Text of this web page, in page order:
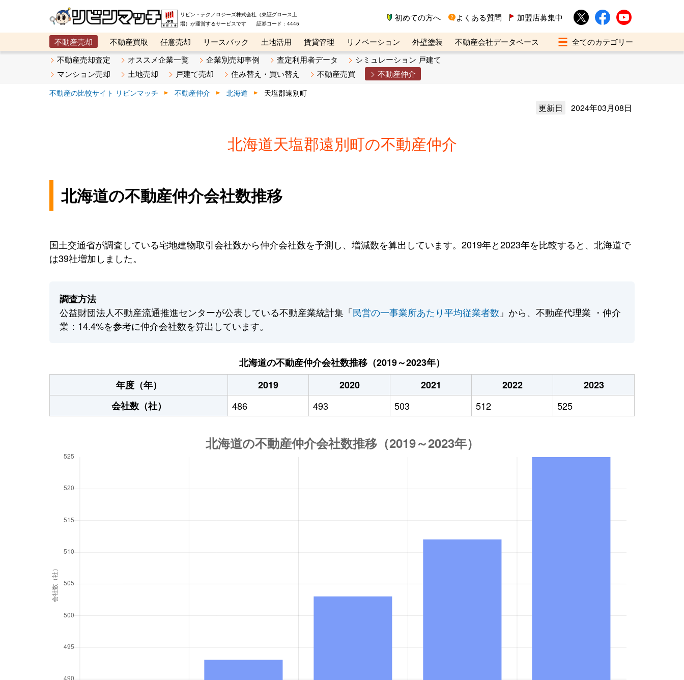
リビン・テクノロジーズ株式会社（東証グロース上
場）が運営するサービスです 証券コード：4445
初めての方へ よくある質問 加盟店募集中
不動産売却 不動産買取 任意売却 リースバック 土地活用 賃貸管理 リノベーション 外壁塗装
不動産会社データベース
メタ住宅展示場
ベスト不動産カンパニー オンライン講座 リビンマガジンBiz 不動産売却ご相談デスク
不動産売却査定 オススメ企業一覧 企業別売却事例 査定利用者データ
シミュレーション 戸建て
マンション売却
土地売却 戸建て売却 住み替え・買い替え 不動産売買 不動産仲介
不動産の比較サイト リビンマッチ 不動産仲介 北海道 天塩郡遠別町
更新日 2024年03月08日
北海道天塩郡遠別町の不動産仲介
北海道の不動産仲介会社数推移
国土交通省が調査している宅地建物取引会社数から仲介会社数を予測し、増減数を算出しています。2019年と2023年を比較すると、北海道で
は39社増加しました。
調査方法
公益財団法人不動産流通推進センターが公表している不動産業統計集「民営の一事業所あたり平均従業者数 」から、不動産代理業 ・仲介
業：14.4%を参考に仲介会社数を算出しています。
北海道の不動産仲介会社数推移（2019～2023年）
年度（年）
2019 2020 2021 2022
2023
会社数（社）
486 493 503 512 525